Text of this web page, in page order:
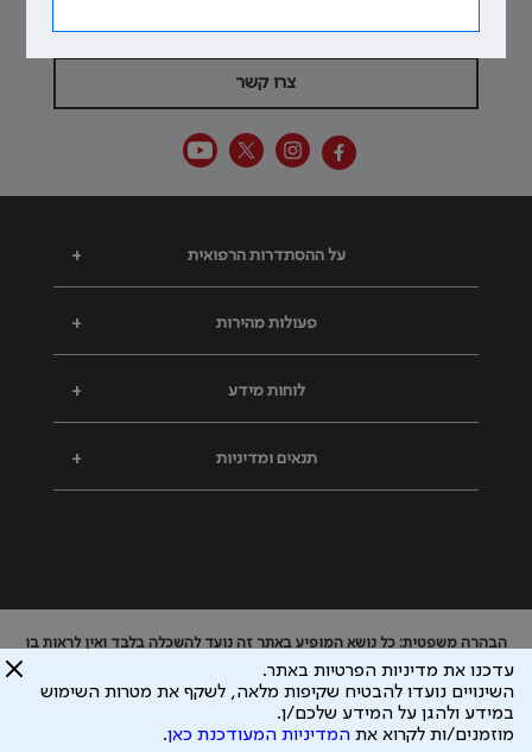
צרו קשר
+ על ההסתדרות הרפואית
+ פעולות מהירות
+ לוחות מידע
+ תנאים ומדיניות
הבהרה משפטית: כל נושא המופיע באתר זה נועד להשכלה בלבד ואין לראות בו
ייעוץ רפואי או משפטי. אין הר"י אחראית לתוכן המתפרסם באתר זה ולכל נזק
שעלול להיגרם.
ידוע לי שהר"י אוספת ושומרת מידע אישי לצורך מתן השרות וכי חלק ממנו עשוי
להיות מועבר לצדדים שלישיים, הכל בכפוף למדיניות הפרטיות
עדכנו את מדיניות הפרטיות באתר.
השינויים נועדו להבטיח שקיפות מלאה, לשקף את מטרות השימוש
במידע ולהגן על המידע שלכם/ן.
מוזמנים/ות לקרוא את המדיניות המעודכנת כאן.